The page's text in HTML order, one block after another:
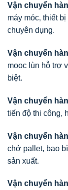
Vận chuyển
máy móc, thiết
chuyên dụng.
Vận chuyển
mooc lùn hỗ trợ
biệt.
Vận chuyển
tiến độ thi công,
Vận chuyển
chở pallet, bao
sản xuất.
Vận chuyển